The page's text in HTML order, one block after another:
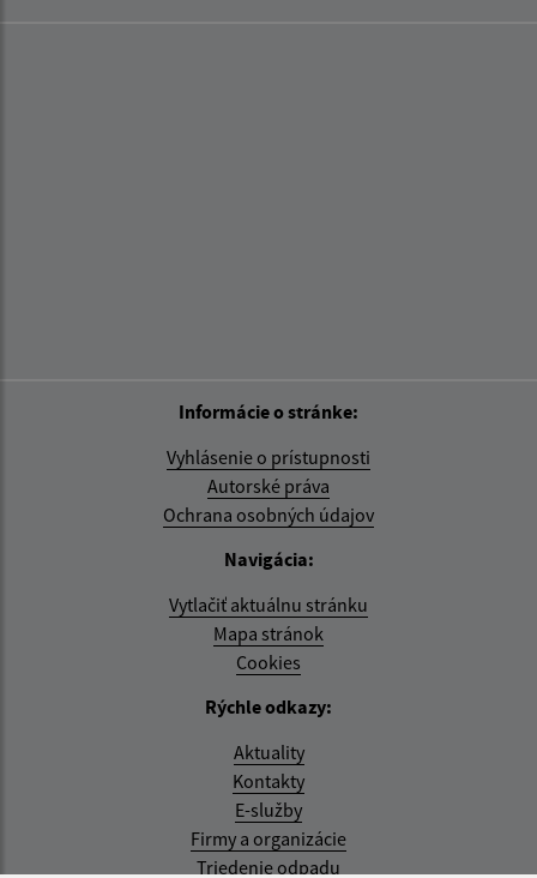
Informácie o stránke:
Vyhlásenie o prístupnosti
Autorské práva
Ochrana osobných údajov
Navigácia:
Vytlačiť aktuálnu stránku
Mapa stránok
Cookies
Rýchle odkazy:
Aktuality
Kontakty
E-služby
Firmy a organizácie
Triedenie odpadu